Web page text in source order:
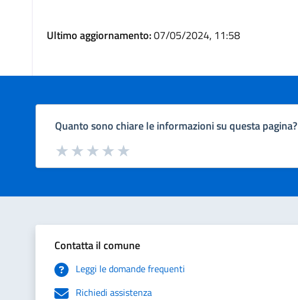
Ultimo aggiornamento:07/05/2024, 11:58
Quanto sono chiare le informazioni su questa pagina?
Valuta da 1 a 5 stelle la pagina
Valuta 5 stelle su 5
Valuta 4 stelle su 5
Valuta 3 stelle su 5
Valuta 2 stelle su 5
Valuta 1 stelle su 5
Contatta il comune
Leggi le domande frequenti
Richiedi assistenza